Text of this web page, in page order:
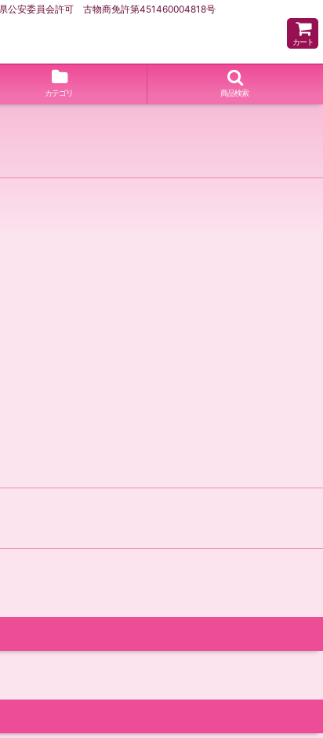
公安委員会許可 古物商免許第451460004818号
カート
カテゴリ 商品検索